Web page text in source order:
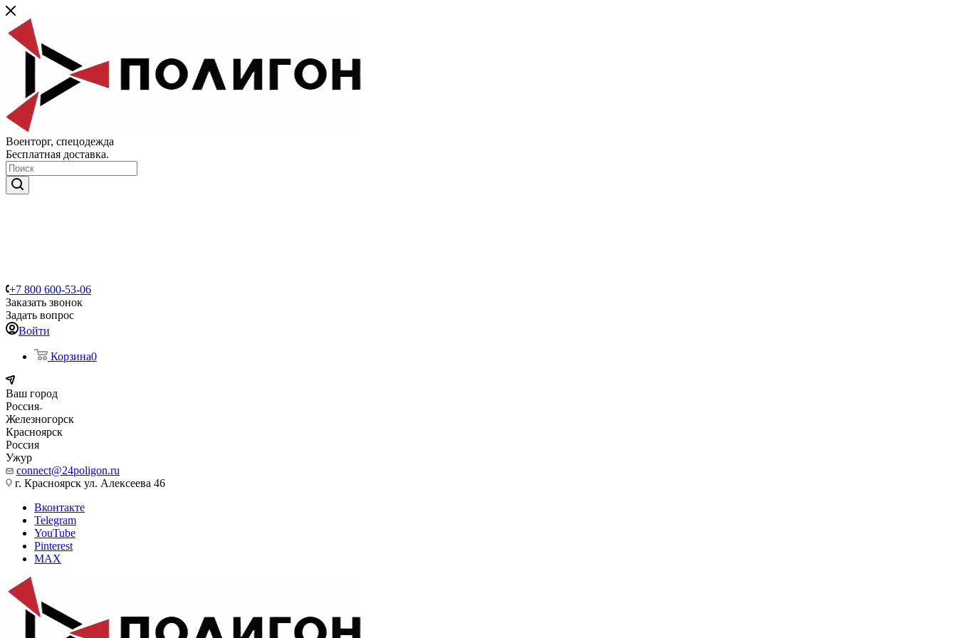
Военторг, спецодежда
Бесплатная доставка.
+7 800 600-53-06
Заказать звонок
Задать вопрос
Войти
Корзина0
Ваш город
Россия
Железногорск
Красноярск
Россия
Ужур
connect@24poligon.ru
г. Красноярск ул. Алексеева 46
Вконтакте
Telegram
YouTube
Pinterest
MAX